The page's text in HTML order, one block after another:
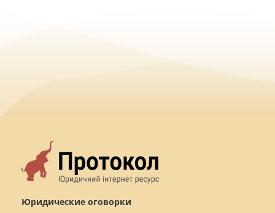
Юридические оговорки